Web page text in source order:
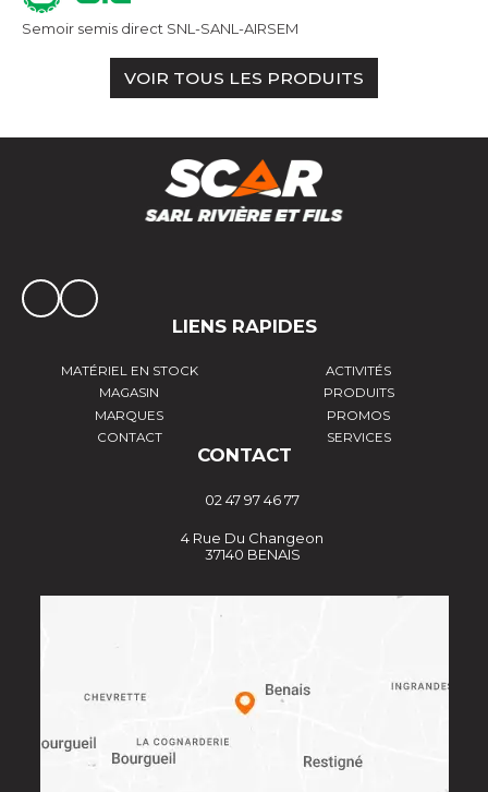
Semoir semis direct SNL-SANL-AIRSEM
VOIR TOUS LES PRODUITS
LIENS RAPIDES
MATÉRIEL EN STOCK
ACTIVITÉS
MAGASIN
PRODUITS
MARQUES
PROMOS
CONTACT
SERVICES
CONTACT
02 47 97 46 77
4 Rue Du Changeon
37140 BENAIS